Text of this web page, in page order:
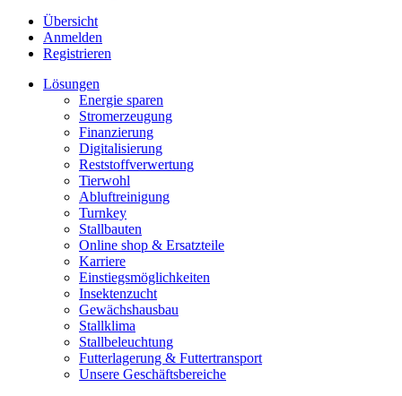
Übersicht
Anmelden
Registrieren
Lösungen
Energie sparen
Stromerzeugung
Finanzierung
Digitalisierung
Reststoffverwertung
Tierwohl
Abluftreinigung
Turnkey
Stallbauten
Online shop & Ersatzteile
Karriere
Einstiegsmöglichkeiten
Insektenzucht
Gewächshausbau
Stallklima
Stallbeleuchtung
Futterlagerung & Futtertransport
Unsere Geschäftsbereiche